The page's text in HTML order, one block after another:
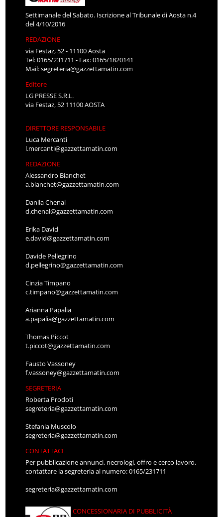
Settimanale del Sabato. Iscrizione al Tribunale di Aosta n.4
del 4/10/2016
REDAZIONE
via Festaz, 52 - 11100 Aosta
Tel: 0165/231711 - Fax: 0165/1820141
Mail:segreteria@gazzettamatin.com
Editore
LG PRESSE S.R.L.
via Festaz, 52 11100 AOSTA
DIRETTORE RESPONSABILE
Luca Mercanti
l.mercanti@gazzettamatin.com
REDAZIONE
Alessandro Bianchet
a.bianchet@gazzettamatin.com
Danila Chenal
d.chenal@gazzettamatin.com
Erika David
e.david@gazzettamatin.com
Davide Pellegrino
d.pellegrino@gazzettamatin.com
Cinzia Timpano
c.timpano@gazzettamatin.com
Arianna Papalia
a.papalia@gazzettamatin.com
Thomas Piccot
t.piccot@gazzettamatin.com
Fausto Vassoney
f.vassoney@gazzettamatin.com
SEGRETERIA
Roberta Prodoti
segreteria@gazzettamatin.com
Stefania Muscolo
segreteria@gazzettamatin.com
CONTATTACI
Per pubblicazione annunci, necrologi, offro e cerco lavoro,
contattare la segreteria al numero: 0165/231711
segreteria@gazzettamatin.com
CONCESSIONARIA DI PUBBLICITÀ